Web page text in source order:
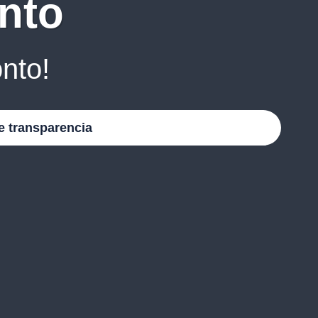
transparencia